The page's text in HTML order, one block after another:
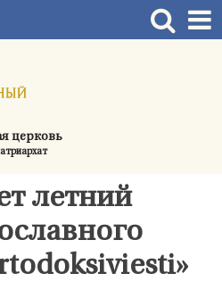
церковь
летний